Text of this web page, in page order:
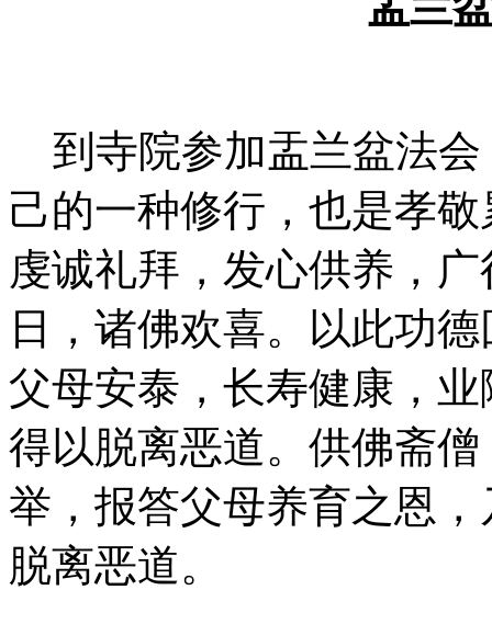
到寺院参加盂兰盆法会
己的一种修行，也是孝
虔诚礼拜，发心供养，
日，诸佛欢喜。以此功
父母安泰，长寿健康，
得以脱离恶道。供佛斋
举，报答父母养育之恩
脱离恶道。